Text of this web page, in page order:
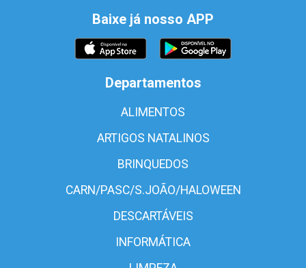
Baixe já nosso APP
Departamentos
ALIMENTOS
ARTIGOS NATALINOS
BRINQUEDOS
CARN/PASC/S.JOÃO/HALOWEEN
DESCARTÁVEIS
INFORMÁTICA